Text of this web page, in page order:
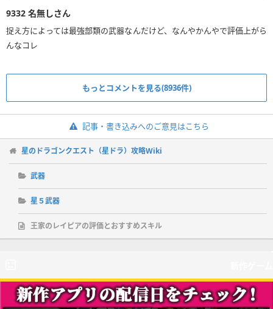
9332 名無しさん
捉え方によっては最強部類の武器なんだけど、なんやかんやで評価上がら
んなコレ
もっとコメントを見る(8936件)
記事・書き込みへのご意見はこちら
星のドラゴンクエスト（星ドラ）攻略Wiki
武器
星５武器
王家のレイピアの評価とおすすめスキル